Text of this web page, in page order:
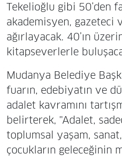
Tekelioğlu gibi 50’den
akademisyen, gazeteci
ağırlayacak. 40’ın
kitapseverlerle
Mudanya Belediye
fuarın, edebiyatın ve
adalet kavramını
belirterek, "Adalet,
toplumsal yaşam,
çocukların geleceğinin